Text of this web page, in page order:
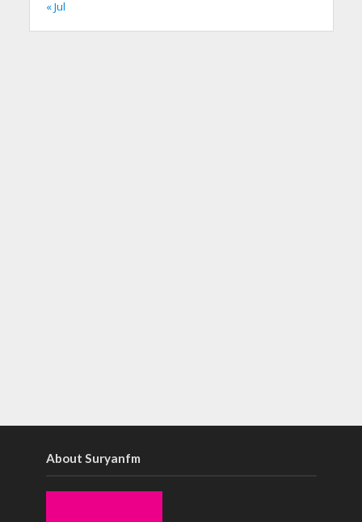
« Jul
About Suryanfm